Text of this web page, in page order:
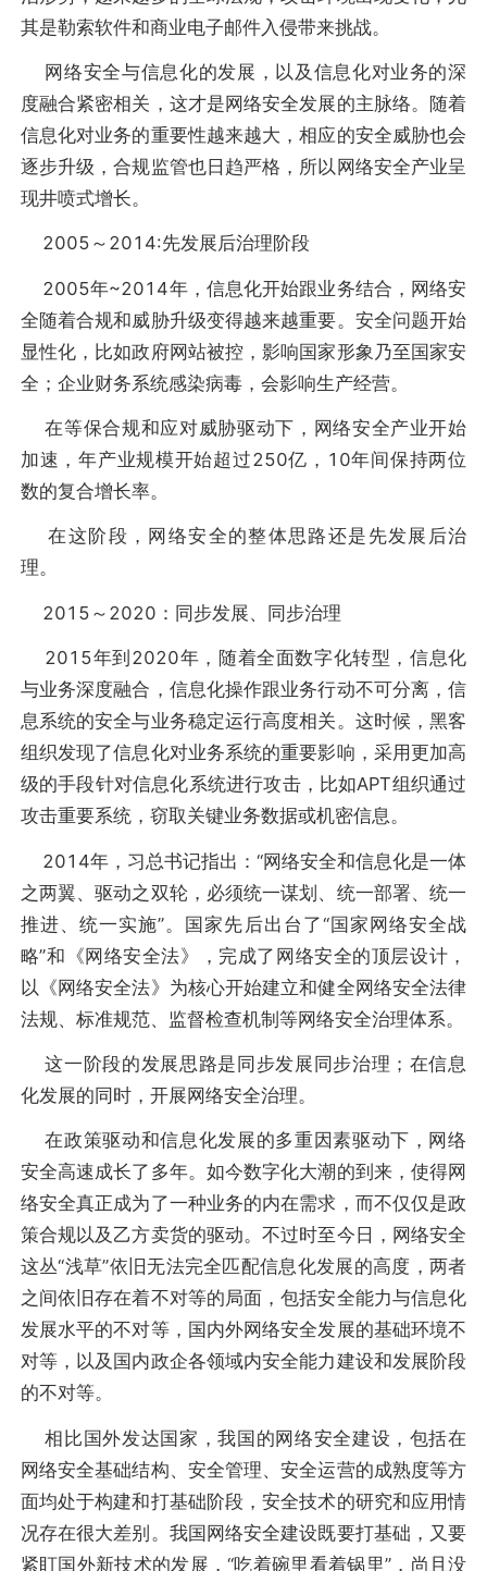
其是勒索软件和商业电子邮件入侵带来挑战。
网络安全与信息化的发展，以及信息化对业务的深
度融合紧密相关，这才是网络安全发展的主脉络。随着
信息化对业务的重要性越来越大，相应的安全威胁也会
逐步升级，合规监管也日趋严格，所以网络安全产业呈
现井喷式增长。
2005～2014:先发展后治理阶段
2005年~2014年，信息化开始跟业务结合，网络安
全随着合规和威胁升级变得越来越重要。安全问题开始
显性化，比如政府网站被控，影响国家形象乃至国家安
全；企业财务系统感染病毒，会影响生产经营。
在等保合规和应对威胁驱动下，网络安全产业开始
加速，年产业规模开始超过250亿，10年间保持两位
数的复合增长率。
在这阶段，网络安全的整体思路还是先发展后治
理。
2015～2020：同步发展、同步治理
2015年到2020年，随着全面数字化转型，信息化
与业务深度融合，信息化操作跟业务行动不可分离，信
息系统的安全与业务稳定运行高度相关。这时候，黑客
组织发现了信息化对业务系统的重要影响，采用更加高
级的手段针对信息化系统进行攻击，比如APT组织通过
攻击重要系统，窃取关键业务数据或机密信息。
2014年，习总书记指出：“网络安全和信息化是一体
之两翼、驱动之双轮，必须统一谋划、统一部署、统一
推进、统一实施”。国家先后出台了“国家网络安全战
略”和《网络安全法》，完成了网络安全的顶层设计，
以《网络安全法》为核心开始建立和健全网络安全法律
法规、标准规范、监督检查机制等网络安全治理体系。
这一阶段的发展思路是同步发展同步治理；在信息
化发展的同时，开展网络安全治理。
在政策驱动和信息化发展的多重因素驱动下，网络
安全高速成长了多年。如今数字化大潮的到来，使得网
络安全真正成为了一种业务的内在需求，而不仅仅是政
策合规以及乙方卖货的驱动。不过时至今日，网络安全
这丛“浅草”依旧无法完全匹配信息化发展的高度，两者
之间依旧存在着不对等的局面，包括安全能力与信息化
发展水平的不对等，国内外网络安全发展的基础环境不
对等，以及国内政企各领域内安全能力建设和发展阶段
的不对等。
相比国外发达国家，我国的网络安全建设，包括在
网络安全基础结构、安全管理、安全运营的成熟度等方
面均处于构建和打基础阶段，安全技术的研究和应用情
况存在很大差别。我国网络安全建设既要打基础，又要
紧盯国外新技术的发展，“吃着碗里看着锅里”，尚且没